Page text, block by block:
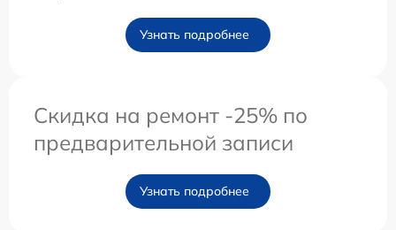
Узнать подробнее
Скидка на ремонт -25% по
предварительной записи
Узнать подробнее